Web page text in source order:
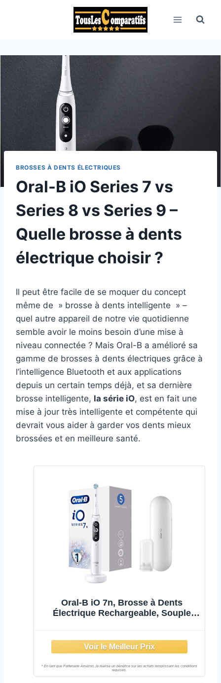
BROSSES À DENTS ÉLECTRIQUES
Oral-B iO Series 7 vs
Series 8 vs Series 9 –
Quelle brosse à dents
électrique choisir ?
Il peut être facile de se moquer du concept
même de » brosse à dents intelligente » –
quel autre appareil de notre vie quotidienne
semble avoir le moins besoin d’une mise à
niveau connectée ? Mais Oral-B a amélioré sa
gamme de brosses à dents électriques grâce à
l’intelligence Bluetooth et aux applications
depuis un certain temps déjà, et sa dernière
brosse intelligente, la série iO, est en fait une
mise à jour très intelligente et compétente qui
devrait vous aider à garder vos dents mieux
brossées et en meilleure santé.
Oral-B iO 7n, Brosse à Dents
Électrique Rechargeable, Souple
Premium Offert, Connexion
Bluetooth, Blanc